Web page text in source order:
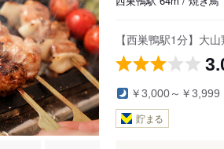
【西巣鴨駅1分】大
￥3,000～￥3,999
貯まる